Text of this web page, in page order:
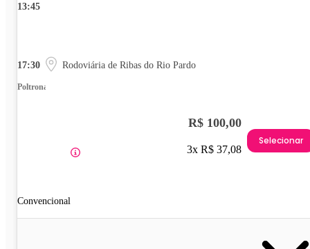
13:45
17:30 Rodoviária de Ribas do Rio Pardo
Poltrona
Convencional
R$ 100,00
3x R$ 37,08
Selecionar